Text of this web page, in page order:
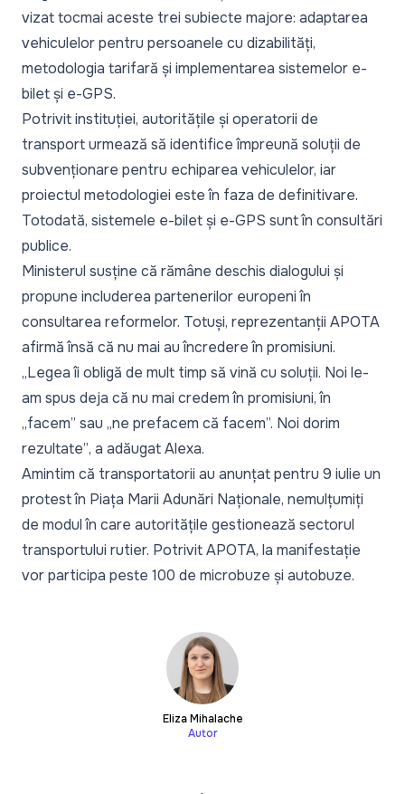
vizat tocmai aceste trei subiecte majore: adaptarea
vehiculelor pentru persoanele cu dizabilități,
metodologia tarifară și implementarea sistemelor e-
bilet și e-GPS.
Potrivit instituției, autoritățile și operatorii de
transport urmează să identifice împreună soluții de
subvenționare pentru echiparea vehiculelor, iar
proiectul metodologiei este în faza de definitivare.
Totodată, sistemele e-bilet și e-GPS sunt în consultări
publice.
Ministerul susține că rămâne deschis dialogului și
propune includerea partenerilor europeni în
consultarea reformelor. Totuși, reprezentanții APOTA
afirmă însă că nu mai au încredere în promisiuni.
„Legea îi obligă de mult timp să vină cu soluții. Noi le-
am spus deja că nu mai credem în promisiuni, în
„facem” sau „ne prefacem că facem”. Noi dorim
rezultate”, a adăugat Alexa.
Amintim că transportatorii au anunțatpentru 9 iulie un
protest în Piața Marii Adunări Naționale, nemulțumiți
de modul în care autoritățile gestionează sectorul
transportului rutier. Potrivit APOTA, la manifestație
vor participa peste 100 de microbuze și autobuze.
Eliza Mihalache
Autor